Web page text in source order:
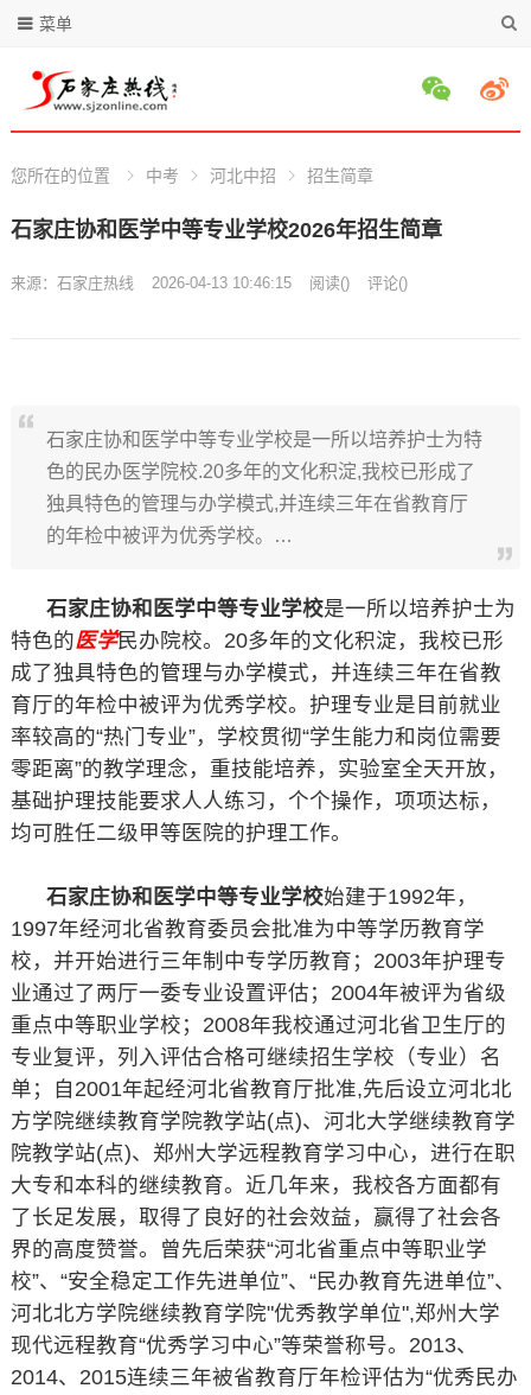
菜单
您所在的位置 中考 河北中招 招生简章
石家庄协和医学中等专业学校2026年招生简章
来源： 石家庄热线 2026-04-13 10:46:15 阅读() 评论()
石家庄协和医学中等专业学校是一所以培养护士为特
色的民办医学院校.20多年的文化积淀,我校已形成了
独具特色的管理与办学模式,并连续三年在省教育厅
的年检中被评为优秀学校。…
石家庄协和医学中等专业学校是一所以培养护士为
特色的医学民办院校。20多年的文化积淀，我校已形
成了独具特色的管理与办学模式，并连续三年在省教
育厅的年检中被评为优秀学校。护理专业是目前就业
率较高的“热门专业”，学校贯彻“学生能力和岗位需要
零距离”的教学理念，重技能培养，实验室全天开放，
基础护理技能要求人人练习，个个操作，项项达标，
均可胜任二级甲等医院的护理工作。
石家庄协和医学中等专业学校始建于1992年，
1997年经河北省教育委员会批准为中等学历教育学
校，并开始进行三年制中专学历教育；2003年护理专
业通过了两厅一委专业设置评估；2004年被评为省级
重点中等职业学校；2008年我校通过河北省卫生厅的
专业复评，列入评估合格可继续招生学校（专业）名
单；自2001年起经河北省教育厅批准,先后设立河北北
方学院继续教育学院教学站(点)、河北大学继续教育学
院教学站(点)、郑州大学远程教育学习中心，进行在职
大专和本科的继续教育。近几年来，我校各方面都有
了长足发展，取得了良好的社会效益，赢得了社会各
界的高度赞誉。曾先后荣获“河北省重点中等职业学
校”、“安全稳定工作先进单位”、“民办教育先进单位”、
河北北方学院继续教育学院"优秀教学单位",郑州大学
现代远程教育“优秀学习中心”等荣誉称号。2013、
2014、2015连续三年被省教育厅年检评估为“优秀民办